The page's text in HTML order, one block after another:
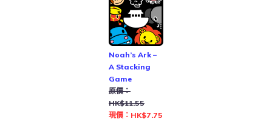
Noah’s Ark –
A Stacking
Game
原價：
HK$11.55
現價：HK$7.75